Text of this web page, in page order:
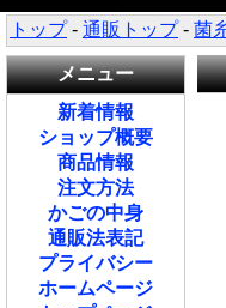
トップ- 通販トップ- 菌
メニュー
新着情報
ショップ概要
商品情報
注文方法
かごの中身
通販法表記
プライバシー
ホームページ